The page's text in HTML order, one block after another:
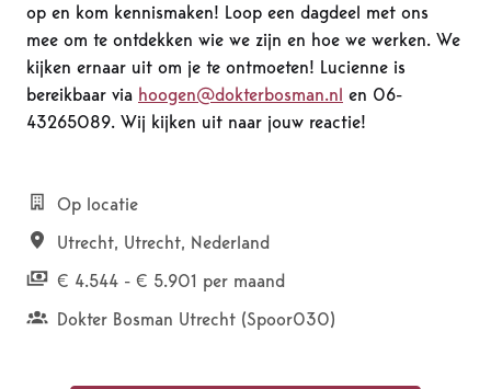
op en kom kennismaken! Loop een dagdeel met ons
mee om te ontdekken wie we zijn en hoe we werken. We
kijken ernaar uit om je te ontmoeten! Lucienne is
bereikbaar via hoogen@dokterbosman.nl en 06-
43265089. Wij kijken uit naar jouw reactie!
Op locatie
Utrecht, Utrecht, Nederland
€ 4.544 - € 5.901 per maand
Dokter Bosman Utrecht (Spoor030)